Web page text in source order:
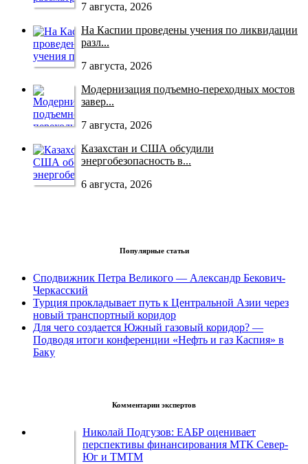
7 августа, 2026
На Каспии проведены учения по ликвидации
разл...
7 августа, 2026
Модернизация подъемно-переходных мостов
завер...
7 августа, 2026
Казахстан и США обсудили
энергобезопасность в...
6 августа, 2026
Популярные статьи
Сподвижник Петра Великого — Александр Бекович-
Черкасский
Турция прокладывает путь к Центральной Азии через
новый транспортный коридор
Для чего создается Южный газовый коридор? —
Подводя итоги конференции «Нефть и газ Каспия» в
Баку
Комментарии экспертов
Николай Подгузов: ЕАБР оценивает
перспективы финансирования МТК Север-
Юг и ТМТМ